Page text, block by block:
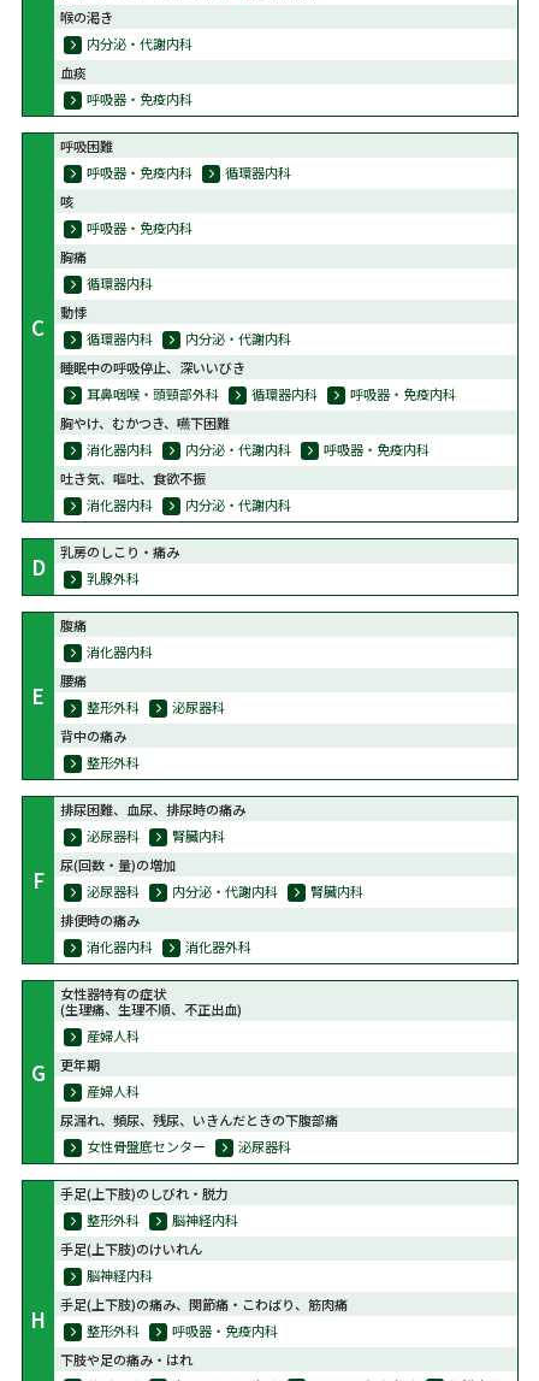
喉の渇き
内分泌・代謝内科
血痰
呼吸器・免疫内科
C
呼吸困難
呼吸器・免疫内科
循環器内科
咳
呼吸器・免疫内科
胸痛
循環器内科
動悸
循環器内科
内分泌・代謝内科
睡眠中の呼吸停止、深いいびき
耳鼻咽喉・頭頸部外科
循環器内科
呼吸器・免疫内科
胸やけ、むかつき、嚥下困難
消化器内科
内分泌・代謝内科
呼吸器・免疫内科
吐き気、嘔吐、食欲不振
消化器内科
内分泌・代謝内科
D
乳房のしこり・痛み
乳腺外科
E
腹痛
消化器内科
腰痛
整形外科
泌尿器科
背中の痛み
整形外科
F
排尿困難、血尿、排尿時の痛み
泌尿器科
腎臓内科
尿(回数・量)の増加
泌尿器科
内分泌・代謝内科
腎臓内科
排便時の痛み
消化器内科
消化器外科
G
女性器特有の症状
(生理痛、生理不順、不正出血)
産婦人科
更年期
産婦人科
尿漏れ、頻尿、残尿、いきんだときの下腹部痛
女性骨盤底センター
泌尿器科
H
手足(上下肢)のしびれ・脱力
整形外科
脳神経内科
手足(上下肢)のけいれん
脳神経内科
手足(上下肢)の痛み、関節痛・こわばり、筋肉痛
整形外科
呼吸器・免疫内科
下肢や足の痛み・はれ